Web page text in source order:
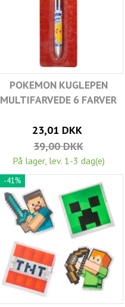
POKEMON KUGLEPEN
MULTIFARVEDE 6 FARVER
23,01 DKK
39,00 DKK
På lager, lev. 1-3 dag(e)
-41%